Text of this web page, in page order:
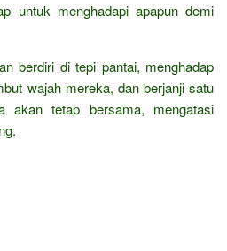
untuk menghadapi apapun demi
berdiri di tepi pantai, menghadap
wajah mereka, dan berjanji satu
akan tetap bersama, mengatasi